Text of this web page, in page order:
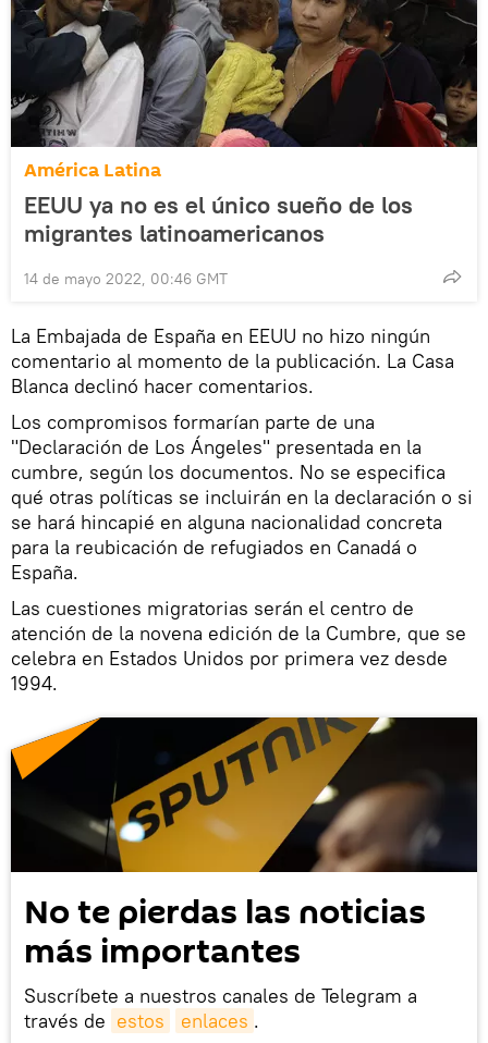
América Latina
EEUU ya no es el único sueño de los
migrantes latinoamericanos
14 de mayo 2022, 00:46 GMT
La Embajada de España en EEUU no hizo ningún
comentario al momento de la publicación. La Casa
Blanca declinó hacer comentarios.
Los compromisos formarían parte de una
"Declaración de Los Ángeles" presentada en la
cumbre, según los documentos. No se especifica
qué otras políticas se incluirán en la declaración o si
se hará hincapié en alguna nacionalidad concreta
para la reubicación de refugiados en Canadá o
España.
Las cuestiones migratorias serán el centro de
atención de la novena edición de la Cumbre, que se
celebra en Estados Unidos por primera vez desde
1994.
No te pierdas las noticias
más importantes
Suscríbete a nuestros canales de Telegram a
través de estos enlaces .